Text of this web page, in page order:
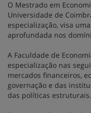
O Mestrado em
Universidade de
especialização, visa
aprofundada nos
A Faculdade de
especialização nas
mercados financeiros,
governação e das
das políticas estruturais.